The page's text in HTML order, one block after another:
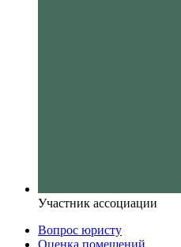
Участник ассоциации
Вопрос юристу